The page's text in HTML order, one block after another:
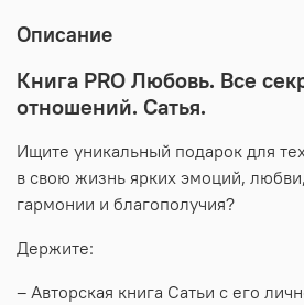
Описание
Книга PRO Любовь. Все
отношений. Сатья.
Ищите уникальный подарок для
в свою жизнь ярких эмоций,
гармонии и благополучия?
Держите:
– Авторская книга Сатьи с его